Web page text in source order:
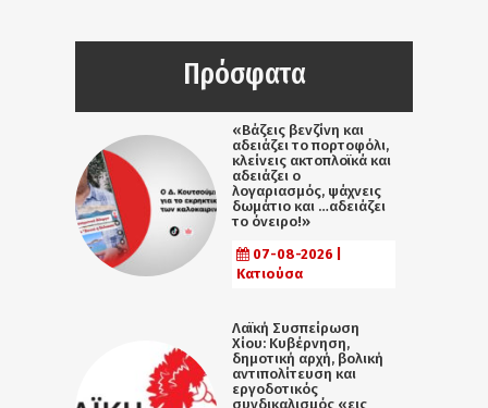
Πρόσφατα
«Βάζεις βενζίνη και
αδειάζει το πορτοφόλι,
κλείνεις ακτοπλοϊκά και
αδειάζει ο
λογαριασμός, ψάχνεις
δωμάτιο και …αδειάζει
το όνειρο!»
07-08-2026 |
Κατιούσα
Λαϊκή Συσπείρωση
Χίου: Κυβέρνηση,
δημοτική αρχή, βολική
αντιπολίτευση και
εργοδοτικός